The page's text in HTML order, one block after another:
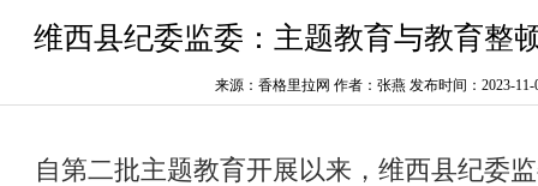
维西县纪委监委：主题教育与教育整
来源：香格里拉网 作者：张燕 发布时间：2023-11-
自第二批主题教育开展以来，维西县纪委